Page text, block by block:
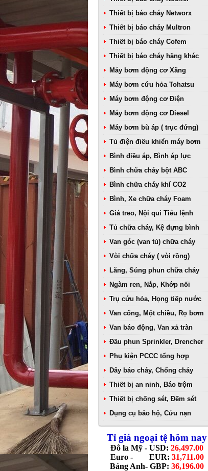
Thiết bị báo cháy Networx
Thiết bị báo cháy Multron
Thiết bị báo cháy Cofem
Thiết bị báo cháy hãng khác
Máy bơm động cơ Xăng
Máy bơm cứu hỏa Tohatsu
Máy bơm động cơ Điện
Máy bơm động cơ Diesel
Máy bơm bù áp ( trục đứng)
Tủ điện điều khiển máy bơm
Bình điều áp, Bình áp lực
Bình chữa cháy bột ABC
Bình chữa cháy khí CO2
Bình, Xe chữa cháy Foam
Giá treo, Nội qui Tiêu lệnh
Tủ chữa cháy, Kệ đựng bình
Van góc (van tủ) chữa cháy
Vòi chữa cháy ( vòi rồng)
Lăng, Súng phun chữa cháy
Ngàm ren, Nắp, Khớp nối
Trụ cứu hỏa, Họng tiếp nước
Van cổng, Một chiều, Rọ bơm
Van báo động, Van xả tràn
Đầu phun Sprinkler, Drencher
Phụ kiện PCCC tổng hợp
Dây báo cháy, Chống cháy
Thiết bị an ninh, Báo trộm
Thiết bị chống sét, Đếm sét
Dụng cụ bảo hộ, Cứu nạn
Tỉ giá ngoại tệ hôm nay
Đô la Mỹ - USD: 26,497.00
Euro - EUR: 31,711.00
Bảng Anh- GBP: 36,196.00